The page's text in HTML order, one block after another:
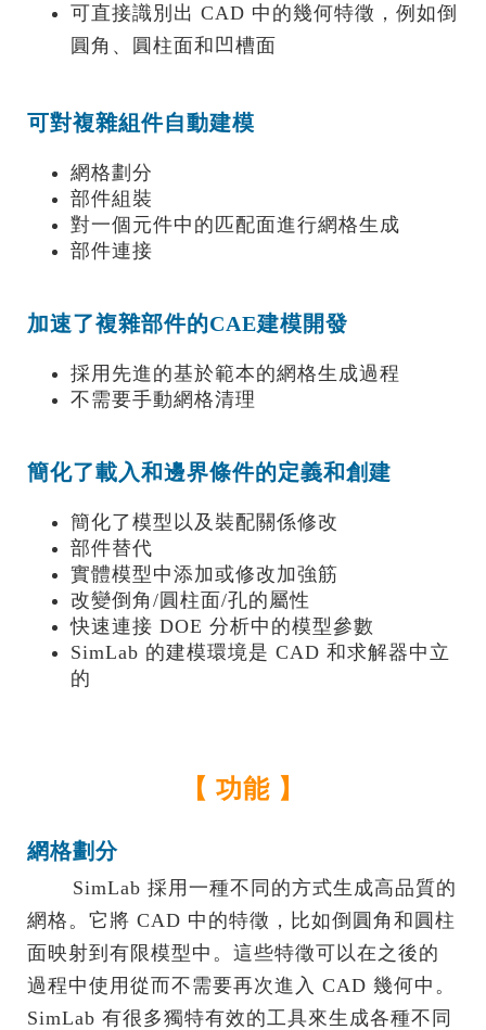
可直接識別出 CAD 中的幾何特徵，例如倒
圓角、圓柱面和凹槽面
可對複雜組件自動建模
網格劃分
部件組裝
對一個元件中的匹配面進行網格生成
部件連接
加速了複雜部件的CAE建模開發
採用先進的基於範本的網格生成過程
不需要手動網格清理
簡化了載入和邊界條件的定義和創建
簡化了模型以及裝配關係修改
部件替代
實體模型中添加或修改加強筋
改變倒角/圓柱面/孔的屬性
快速連接 DOE 分析中的模型參數
SimLab 的建模環境是 CAD 和求解器中立
的
【 功能 】
網格劃分
SimLab 採用一種不同的方式生成高品質的
網格。它將 CAD 中的特徵，比如倒圓角和圓柱
面映射到有限模型中。這些特徵可以在之後的
過程中使用從而不需要再次進入 CAD 幾何中。
SimLab 有很多獨特有效的工具來生成各種不同